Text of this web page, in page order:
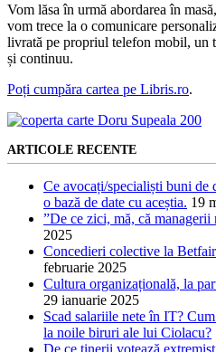
Vom lăsa în urmă abordarea în
vom trece la o comunicare
livrată pe propriul telefon mobil, un
și continuu.
Poți cumpăra cartea pe Libris.ro.
ARTICOLE RECENTE
Ce avocați/specialiști buni de
o bază de date cu aceștia. 19
”De ce zici, mă, că managerii
2025
Concedieri colective la
februarie 2025
Cultura organizațională, la
29 ianuarie 2025
Scad salariile nete în IT?
la noile biruri ale lui Ciolacu?
De ce tinerii votează